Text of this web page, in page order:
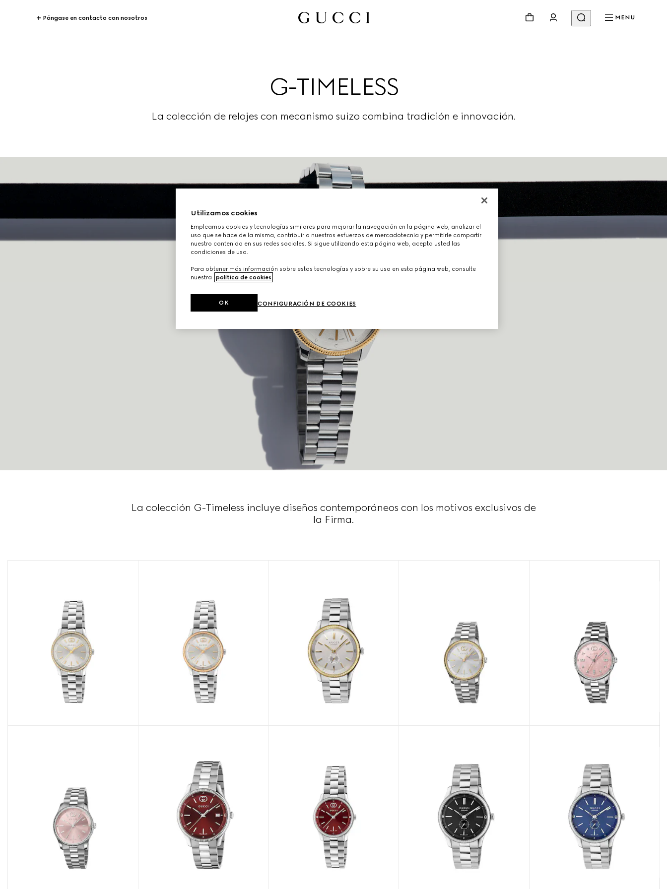
Póngase en contacto con nosotros MENU
G-TIMELESS
La colección de relojes con mecanismo suizo combina tradición e innovación.
La colección G-Timeless incluye diseños contemporáneos con los motivos exclusivos de
la Firma.
Utilizamos cookies
Empleamos cookies y tecnologías similares para mejorar la navegación en la página web, analizar el
uso que se hace de la misma, contribuir a nuestros esfuerzos de mercadotecnia y permitirle compartir
nuestro contenido en sus redes sociales. Si sigue utilizando esta página web, acepta usted las
condiciones de uso.
Para obtener más información sobre estas tecnologías y sobre su uso en esta página web, consulte
nuestra
política de cookies
CONFIGURACIÓN DE COOKIES
OK